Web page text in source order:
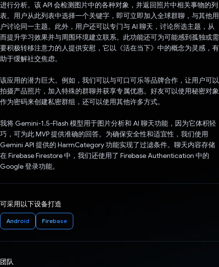
进行分析。该 API 会检测图片中的各种对象，并返回照片中相关事物的列
表。用户从此列表中选择一个关键字，即可立即加入全球群聊，与其他用
户讨论同一主题。此外，用户还可以专门与 AI 聊天，讨论所选主题，从
而提升学习效果并与周围环境建立联系。此功能还可为可能感到孤独或需
要积极转移注意力的人提供安慰，它以《活在当下》中的概念为灵感，有
助于缓解社交焦虑。
该应用的潜力巨大。例如，我们可以与可口可乐等品牌合作，让用户可以
拍摄产品照片，加入特殊的群聊并获享专属优惠。好友可以使用秘密对象
作为密码来创建私密群组，还可以使用其他许多方式。
我将 Gemini-1.5-Flash 模型用于图片分析和 AI 聊天功能，因为它体积轻
巧，可为此 MVP 提供准确的回答。为确保安全性和适宜性，我们使用
Gemini API 提供的 HarmCategory 功能实现了过滤条件。聊天内容存储
在 Firebase Firestore 中，我们还使用了 Firebase Authentication 中的
Google 登录功能。
可采用以下设备打造
Android Firebase
团队